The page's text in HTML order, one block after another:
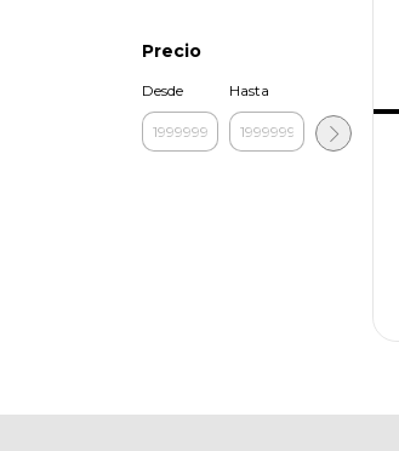
Precio
Desde Hasta